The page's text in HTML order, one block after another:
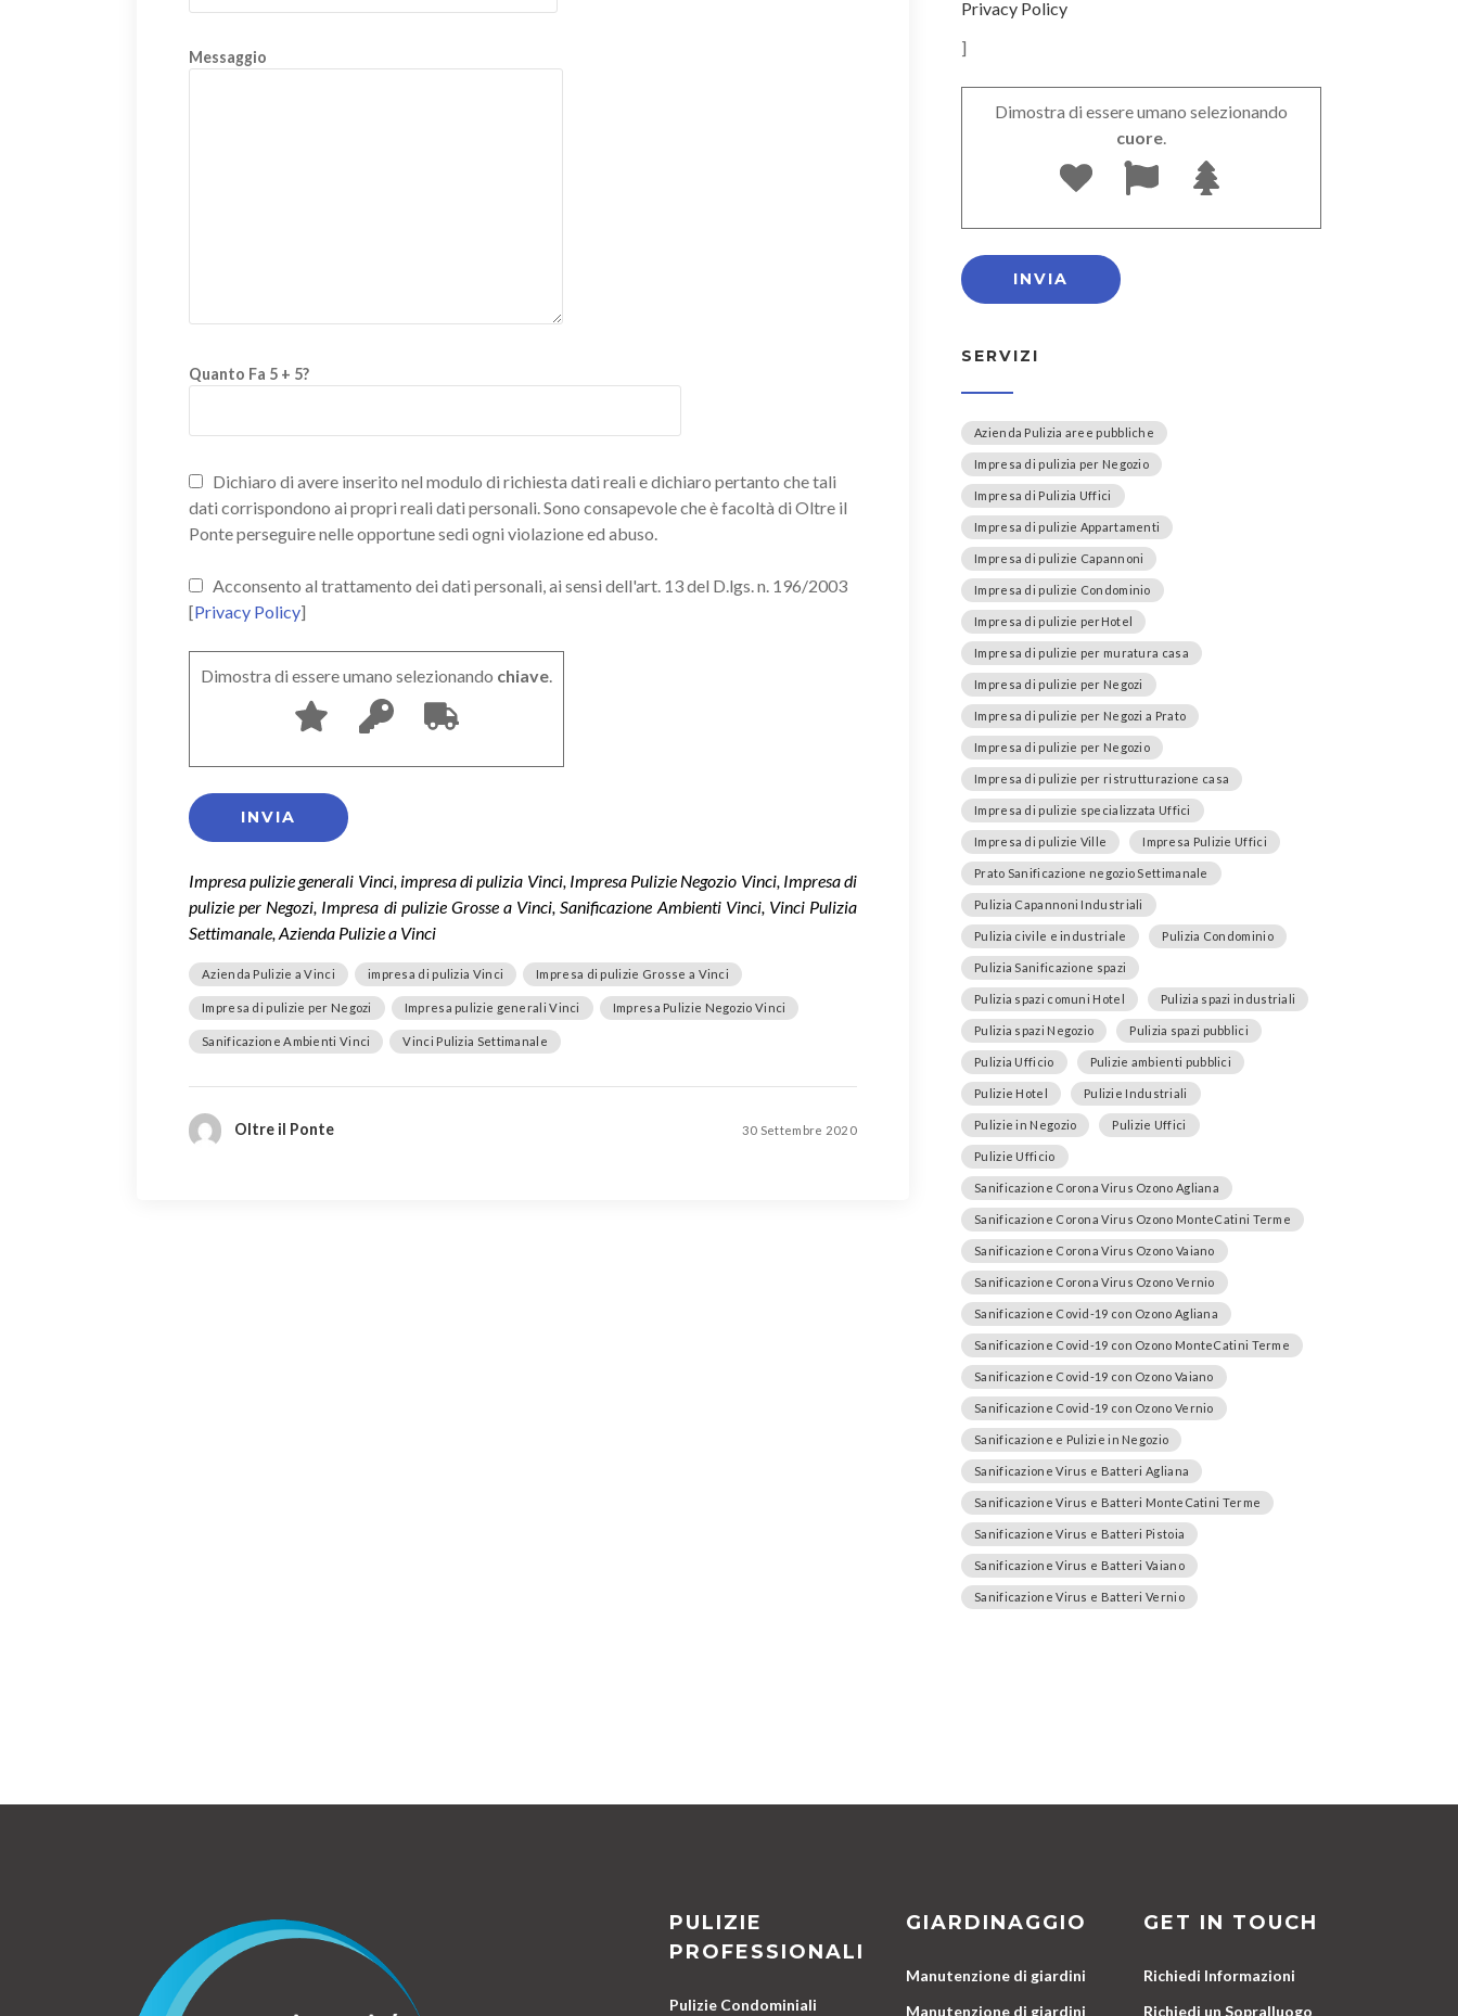
Messaggio
Quanto Fa 5 + 5?
Dichiaro di avere inserito nel modulo di richiesta dati reali e dichiaro pertanto che tali
dati corrispondono ai propri reali dati personali. Sono consapevole che è facoltà di Oltre il
Ponte perseguire nelle opportune sedi ogni violazione ed abuso.
Acconsento al trattamento dei dati personali, ai sensi dell'art. 13 del D.lgs. n. 196/2003
[Privacy Policy]
Dimostra di essere umano selezionando chiave.
Impresa pulizie generali Vinci, impresa di pulizia Vinci, Impresa Pulizie Negozio Vinci, Impresa di
pulizie per Negozi, Impresa di pulizie Grosse a Vinci, Sanificazione Ambienti Vinci, Vinci Pulizia
Settimanale, Azienda Pulizie a Vinci
Azienda Pulizie a Vinci impresa di pulizia Vinci Impresa di pulizie Grosse a Vinci
Impresa di pulizie per Negozi Impresa pulizie generali Vinci Impresa Pulizie Negozio Vinci
Sanificazione Ambienti Vinci Vinci Pulizia Settimanale
Oltre il Ponte 30 Settembre 2020
Privacy Policy
]
Dimostra di essere umano selezionando
cuore.
SERVIZI
Azienda Pulizia aree pubbliche
Impresa di pulizia per Negozio
Impresa di Pulizia Uffici
Impresa di pulizie Appartamenti
Impresa di pulizie Capannoni
Impresa di pulizie Condominio
Impresa di pulizie perHotel
Impresa di pulizie per muratura casa
Impresa di pulizie per Negozi
Impresa di pulizie per Negozi a Prato
Impresa di pulizie per Negozio
Impresa di pulizie per ristrutturazione casa
Impresa di pulizie specializzata Uffici
Impresa di pulizie Ville Impresa Pulizie Uffici
Prato Sanificazione negozio Settimanale
Pulizia Capannoni Industriali
Pulizia civile e industriale Pulizia Condominio
Pulizia Sanificazione spazi
Pulizia spazi comuni Hotel Pulizia spazi industriali
Pulizia spazi Negozio Pulizia spazi pubblici
Pulizia Ufficio Pulizie ambienti pubblici
Pulizie Hotel Pulizie Industriali
Pulizie in Negozio Pulizie Uffici
Pulizie Ufficio
Sanificazione Corona Virus Ozono Agliana
Sanificazione Corona Virus Ozono MonteCatini Terme
Sanificazione Corona Virus Ozono Vaiano
Sanificazione Corona Virus Ozono Vernio
Sanificazione Covid-19 con Ozono Agliana
Sanificazione Covid-19 con Ozono MonteCatini Terme
Sanificazione Covid-19 con Ozono Vaiano
Sanificazione Covid-19 con Ozono Vernio
Sanificazione e Pulizie in Negozio
Sanificazione Virus e Batteri Agliana
Sanificazione Virus e Batteri MonteCatini Terme
Sanificazione Virus e Batteri Pistoia
Sanificazione Virus e Batteri Vaiano
Sanificazione Virus e Batteri Vernio
PULIZIE
PROFESSIONALI
Pulizie Condominiali
GIARDINAGGIO
Manutenzione di giardini
Manutenzione di giardini
GET IN TOUCH
Richiedi Informazioni
Richiedi un Sopralluogo